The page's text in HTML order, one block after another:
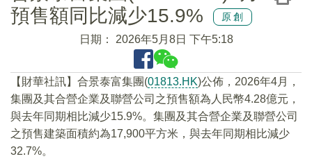
預售額同比減少15.9%
原創
日期： 2026年5月8日 下午5:18
​【財華社訊】合景泰富集團(01813.HK)公佈，2026年4月，
集團及其合營企業及聯營公司之預售額為人民幣4.28億元，
與去年同期相比減少15.9%。集團及其合營企業及聯營公司
之預售建築面積約為17,900平方米，與去年同期相比減少
32.7%。